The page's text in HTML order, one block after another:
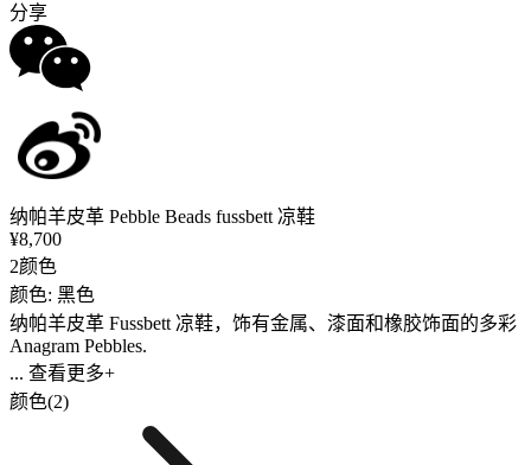
分享
纳帕羊皮革 Pebble Beads fussbett 凉鞋
¥8,700
2颜色
颜色: 黑色
纳帕羊皮革 Fussbett 凉鞋，饰有金属、漆面和橡胶饰面的多彩
Anagram Pebbles.
... 查看更多+
颜色(2)